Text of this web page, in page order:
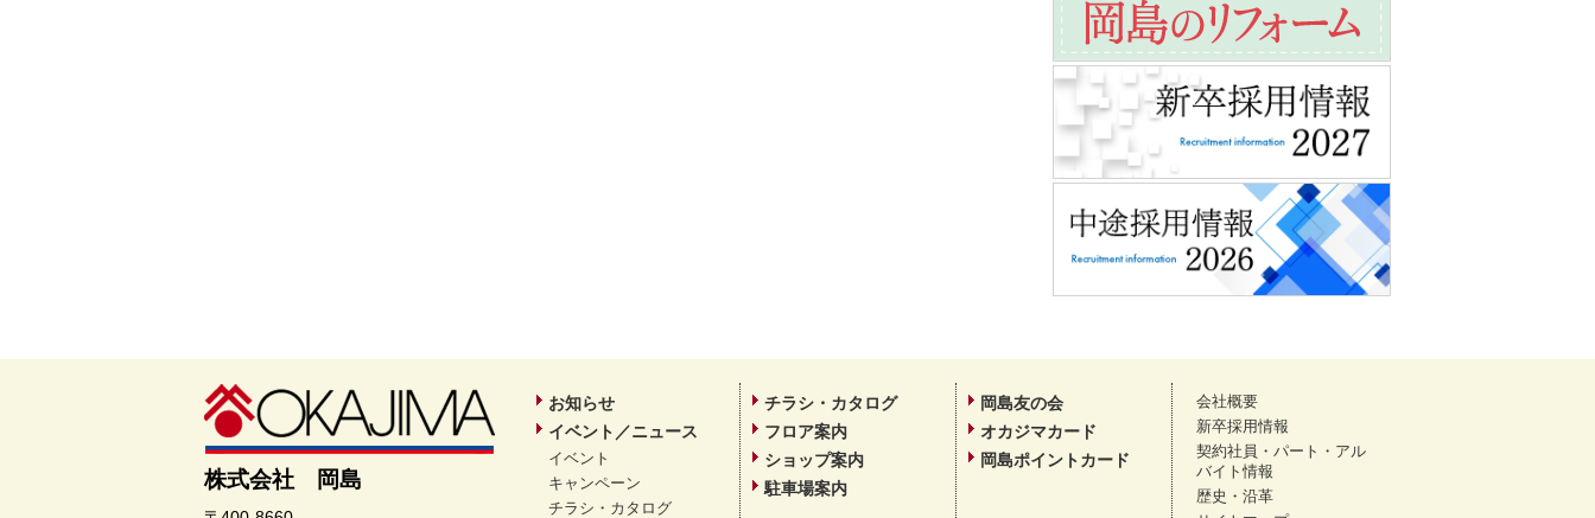
株式会社 岡島
お知らせ
イベント／ニュース
イベント
キャンペーン
チラシ・カタログ
チラシ・カタログ
フロア案内
ショップ案内
駐車場案内
岡島友の会
オカジマカード
岡島ポイントカード
会社概要
新卒採用情報
契約社員・パート・アル
バイト情報
歴史・沿革